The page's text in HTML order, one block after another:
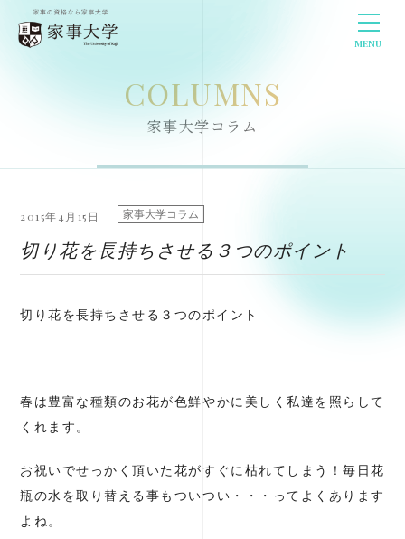
MENU
COLUMNS
家事大学コラム
2015年4月15日 家事大学コラム
切り花を長持ちさせる３つのポイント
切り花を長持ちさせる３つのポイント
春は豊富な種類のお花が色鮮やかに美しく私達を照らして
くれます。
お祝いでせっかく頂いた花がすぐに枯れてしまう！毎日花
瓶の水を取り替える事もついつい・・・ってよくあります
よね。